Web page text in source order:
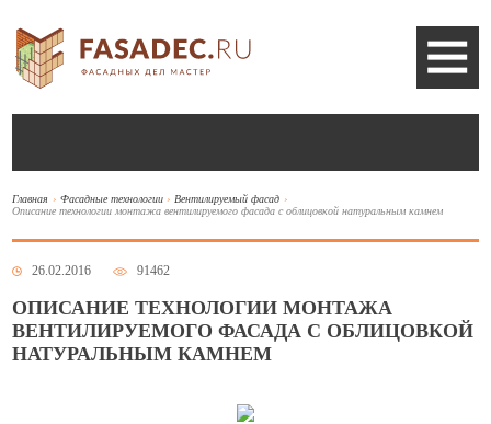
Главная Фасадные технологии
Вентилируемый фасад
Описание технологии монтажа вентилируемого фасада с облицовкой натуральным камнем
26.02.2016 91462
ОПИСАНИЕ ТЕХНОЛОГИИ МОНТАЖА
ВЕНТИЛИРУЕМОГО ФАСАДА С ОБЛИЦОВКОЙ
НАТУРАЛЬНЫМ КАМНЕМ